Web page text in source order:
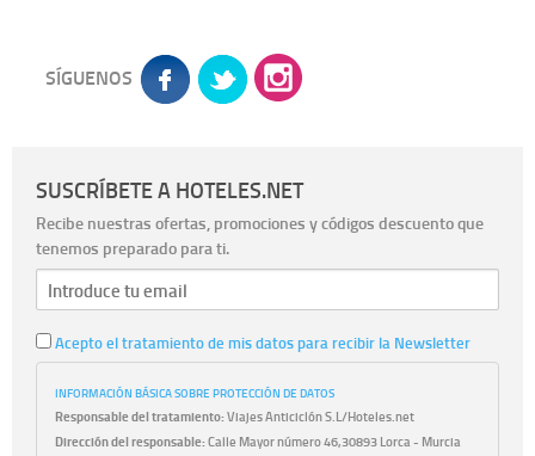
SÍGUENOS
SUSCRÍBETE A HOTELES.NET
Recibe nuestras ofertas, promociones y códigos descuento que
tenemos preparado para ti.
Acepto el tratamiento de mis datos para recibir la Newsletter
INFORMACIÓN BÁSICA SOBRE PROTECCIÓN DE DATOS
Responsable del tratamiento:Viajes Anticiclón S.L/Hoteles.net
Dirección del responsable:Calle Mayor número 46,30893 Lorca - Murcia